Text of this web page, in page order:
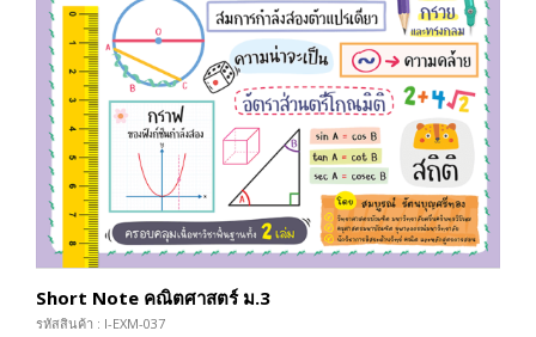
Short Note คณิตศาสตร์ ม.3
รหัสสินค้า : I-EXM-037